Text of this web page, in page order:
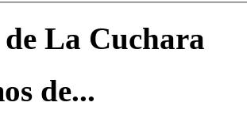
La Cuchara
de...